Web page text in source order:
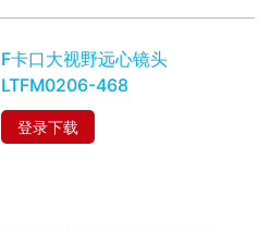
F卡口大视野远心镜头
LTFM0206-468
登录下载